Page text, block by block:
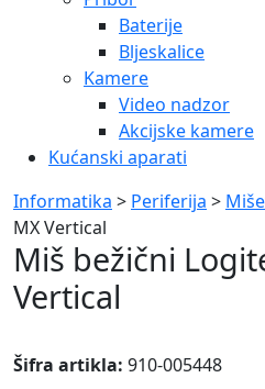
Baterije
Bljeskalice
Kamere
Video nadzor
Akcijske kamere
Kućanski aparati
Informatika > Periferija >
MX Vertical
Miš bežični
Vertical
Šifra artikla: 910-005448